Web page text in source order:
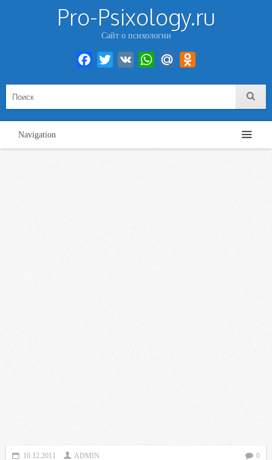
Pro-Psixology.ru
Сайт о психологии
Facebook
Twitter VK WhatsAppMail.Ru
Navigation
10.12.2011 ADMIN 0